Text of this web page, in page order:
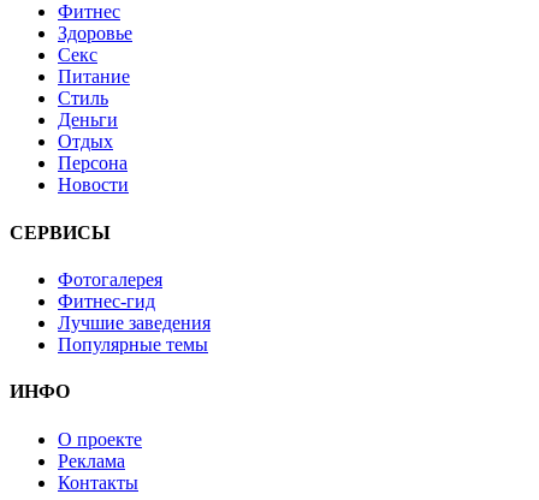
Фитнес
Здоровье
Секс
Питание
Стиль
Деньги
Отдых
Персона
Новости
СЕРВИСЫ
Фотогалерея
Фитнес-гид
Лучшие заведения
Популярные темы
ИНФО
О проекте
Реклама
Контакты